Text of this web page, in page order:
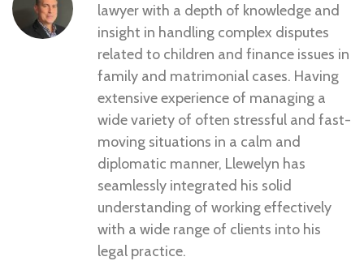
lawyer with a depth of knowledge and
insight in handling complex disputes
related to children and finance issues in
family and matrimonial cases. Having
extensive experience of managing a
wide variety of often stressful and fast-
moving situations in a calm and
diplomatic manner, Llewelyn has
seamlessly integrated his solid
understanding of working effectively
with a wide range of clients into his
legal practice.